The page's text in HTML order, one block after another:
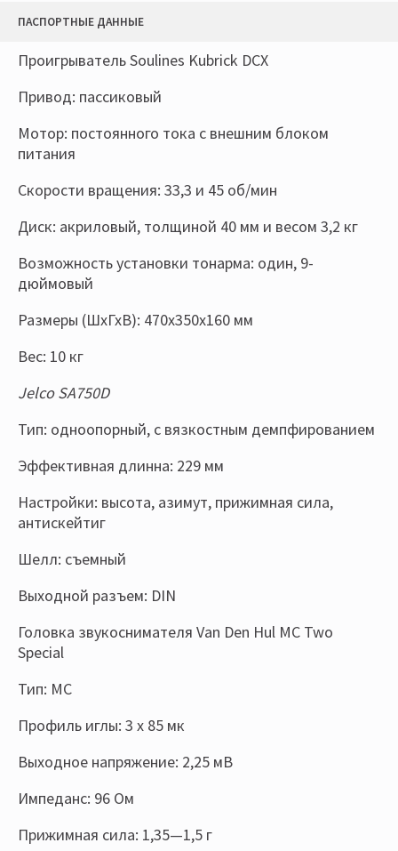
ПАСПОРТНЫЕ ДАННЫЕ
Проигрыватель Soulines Kubrick DCX
Привод: пассиковый
Мотор: постоянного тока с внешним блоком
питания
Скорости вращения: 33,3 и 45 об/мин
Диск: акриловый, толщиной 40 мм и весом 3,2 кг
Возможность установки тонарма: один, 9-
дюймовый
Размеры (ШхГхВ): 470x350x160 мм
Вес: 10 кг
Jelco SA750D
Тип: одноопорный, с вязкостным демпфированием
Эффективная длинна: 229 мм
Настройки: высота, азимут, прижимная сила,
антискейтиг
Шелл: съемный
Выходной разъем: DIN
Головка звукоснимателя Van Den Hul MC Two
Special
Тип: МС
Профиль иглы: 3 x 85 мк
Выходное напряжение: 2,25 мВ
Импеданс: 96 Ом
Прижимная сила: 1,35—1,5 г